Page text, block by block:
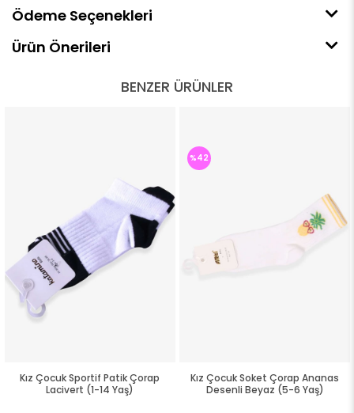
Ödeme Seçenekleri
Ürün Önerileri
BENZER ÜRÜNLER
Kız Çocuk Sportif Patik Çorap
Lacivert (1-14 Yaş)
Kız Çocuk Soket Çorap Ananas
Desenli Beyaz (5-6 Yaş)
%42